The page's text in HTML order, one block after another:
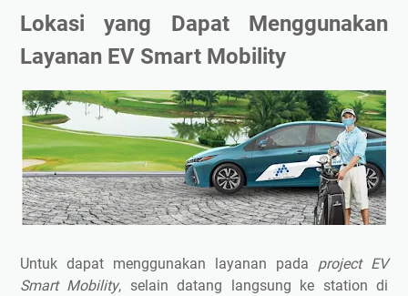
Lokasi yang Dapat Menggunakan
Layanan EV Smart Mobility
Untuk dapat menggunakan layanan pada project EV
Smart Mobility, selain datang langsung ke station di